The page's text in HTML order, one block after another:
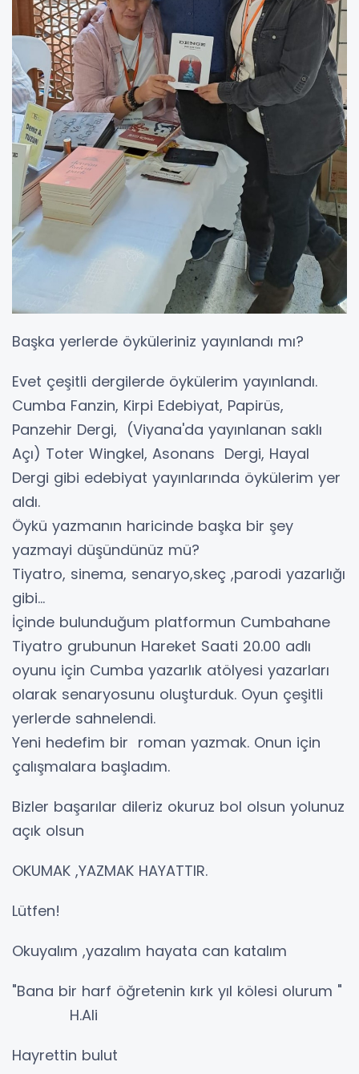
Başka yerlerde öyküleriniz yayınlandı mı?
Evet çeşitli dergilerde öykülerim yayınlandı.
Cumba Fanzin, Kirpi Edebiyat, Papirüs,
Panzehir Dergi, (Viyana'da yayınlanan saklı
Açı) Toter Wingkel, Asonans Dergi, Hayal
Dergi gibi edebiyat yayınlarında öykülerim yer
aldı.
Öykü yazmanın haricinde başka bir şey
yazmayi düşündünüz mü?
Tiyatro, sinema, senaryo,skeç ,parodi yazarlığı
gibi…
İçinde bulunduğum platformun Cumbahane
Tiyatro grubunun Hareket Saati 20.00 adlı
oyunu için Cumba yazarlık atölyesi yazarları
olarak senaryosunu oluşturduk. Oyun çeşitli
yerlerde sahnelendi.
Yeni hedefim bir roman yazmak. Onun için
çalışmalara başladım.
Bizler başarılar dileriz okuruz bol olsun yolunuz
açık olsun
OKUMAK ,YAZMAK HAYATTIR.
Lütfen!
Okuyalım ,yazalım hayata can katalım
"Bana bir harf öğretenin kırk yıl kölesi olurum "
H.Ali
Hayrettin bulut